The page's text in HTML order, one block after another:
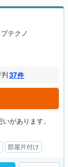
テクノ
37件
があります。
部屋片付け